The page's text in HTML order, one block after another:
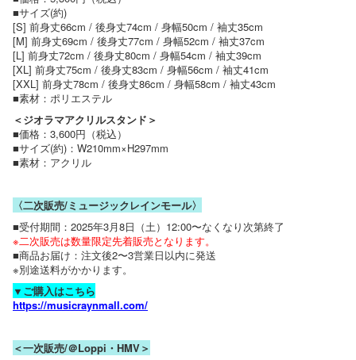
■サイズ(約)
[S] 前身丈66cm / 後身丈74cm / 身幅50cm / 袖丈35cm
[M] 前身丈69cm / 後身丈77cm / 身幅52cm / 袖丈37cm
[L] 前身丈72cm / 後身丈80cm / 身幅54cm / 袖丈39cm
[XL] 前身丈75cm / 後身丈83cm / 身幅56cm / 袖丈41cm
[XXL] 前身丈78cm / 後身丈86cm / 身幅58cm / 袖丈43cm
■素材：ポリエステル
＜ジオラマアクリルスタンド＞
■価格：3,600円（税込）
■サイズ(約)：W210mm×H297mm
■素材：アクリル
〈二次販売/ミュージックレインモール〉
■受付期間：2025年3月8日（土）12:00〜なくなり次第終了
※二次販売は数量限定先着販売となります。
■商品お届け：注文後2〜3営業日以内に発送
※別途送料がかかります。
▼ご購入はこちら
https://musicraynmall.com/
＜一次販売/＠Loppi・HMV＞